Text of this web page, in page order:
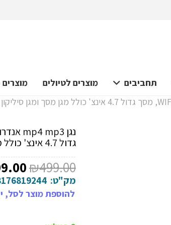
תחביבים מוצרים לטיולים
גדול 4.7 אינצ' כולל מגן מסך ומגן סיליקון בצבע סגול
₪499.00
היה:
מק"ט:
להוספת מוצר לסל,